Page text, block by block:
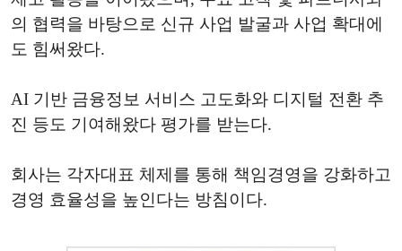
의 협력을 바탕으로 신규 사업 발굴과 사업 확대에
도 힘써왔다.
AI 기반 금융정보 서비스 고도화와 디지털 전환 추
진 등도 기여해왔다 평가를 받는다.
회사는 각자대표 체제를 통해 책임경영을 강화하고
경영 효율성을 높인다는 방침이다.